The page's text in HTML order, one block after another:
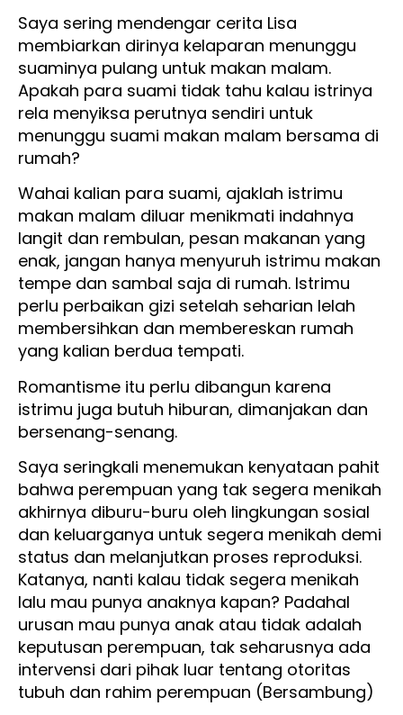
Saya sering mendengar cerita Lisa
membiarkan dirinya kelaparan menunggu
suaminya pulang untuk makan malam.
Apakah para suami tidak tahu kalau istrinya
rela menyiksa perutnya sendiri untuk
menunggu suami makan malam bersama di
rumah?
Wahai kalian para suami, ajaklah istrimu
makan malam diluar menikmati indahnya
langit dan rembulan, pesan makanan yang
enak, jangan hanya menyuruh istrimu makan
tempe dan sambal saja di rumah. Istrimu
perlu perbaikan gizi setelah seharian lelah
membersihkan dan membereskan rumah
yang kalian berdua tempati.
Romantisme itu perlu dibangun karena
istrimu juga butuh hiburan, dimanjakan dan
bersenang-senang.
Saya seringkali menemukan kenyataan pahit
bahwa perempuan yang tak segera menikah
akhirnya diburu-buru oleh lingkungan sosial
dan keluarganya untuk segera menikah demi
status dan melanjutkan proses reproduksi.
Katanya, nanti kalau tidak segera menikah
lalu mau punya anaknya kapan? Padahal
urusan mau punya anak atau tidak adalah
keputusan perempuan, tak seharusnya ada
intervensi dari pihak luar tentang otoritas
tubuh dan rahim perempuan (Bersambung)